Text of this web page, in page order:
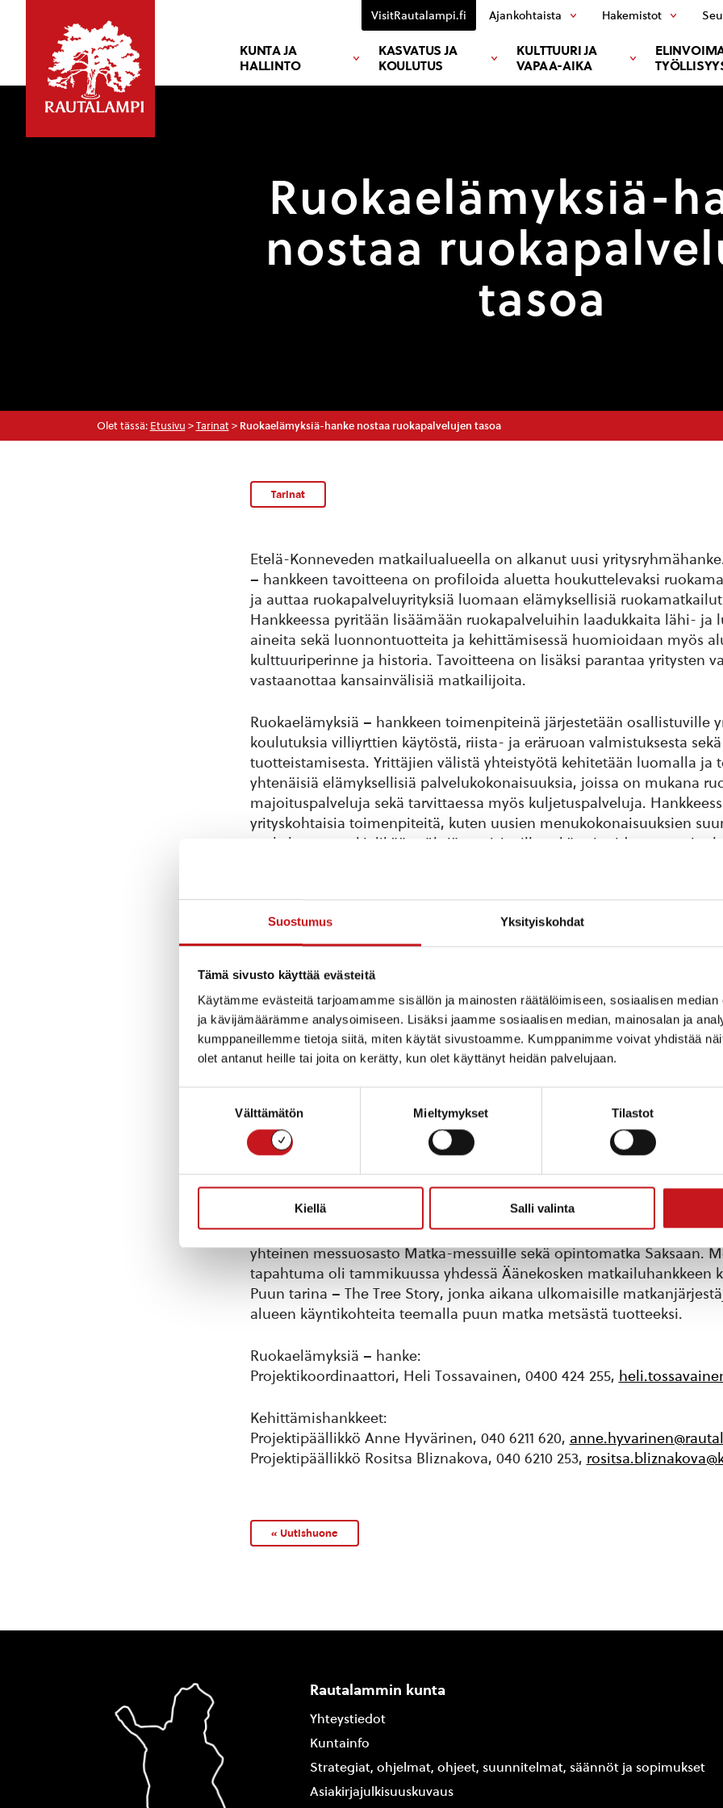
Suostumus Yksityiskohdat
Tämä sivusto käyttää evästeitä
Käytämme evästeitä tarjoamamme sisällön ja mainosten räätälöimiseen, sosiaalisen
ja kävijämäärämme analysoimiseen. Lisäksi jaamme sosiaalisen median, mainosalan ja
kumppaneillemme tietoja siitä, miten käytät sivustoamme. Kumppanimme voivat yhdistää
olet antanut heille tai joita on kerätty, kun olet käyttänyt heidän palvelujaan.
Välttämätön Mieltymykset Tilastot
Kiellä Salli valinta
KUNTA JA
HALLINTO
KASVATUS JA
KOULUTUS
KULTTUURI JA
VAPAA-AIKA
VisitRautalampi.fi Ajankohtaista Hakemistot
Ruokaelämyksiä-
nostaa
tasoa
Olet tässä: Etusivu > Tarinat> Ruokaelämyksiä-hanke nostaa ruokapalvelujen tasoa
Tarinat
Etelä-Konneveden matkailualueella on alkanut uusi
– hankkeen tavoitteena on profiloida aluetta houkuttelevaksi
ja auttaa ruokapalveluyrityksiä luomaan elämyksellisiä
Hankkeessa pyritään lisäämään ruokapalveluihin laadukkaita lähi- ja
aineita sekä luonnontuotteita ja kehittämisessä huomioidaan myös
kulttuuriperinne ja historia. Tavoitteena on lisäksi parantaa yritysten
vastaanottaa kansainvälisiä matkailijoita.
Ruokaelämyksiä – hankkeen toimenpiteinä järjestetään osallistuville
koulutuksia villiyrttien käytöstä, riista- ja eräruoan valmistuksesta
tuotteistamisesta. Yrittäjien välistä yhteistyötä kehitetään luomalla ja
yhtenäisiä elämyksellisiä palvelukokonaisuuksia, joissa on mukana
majoituspalveluja sekä tarvittaessa myös kuljetuspalveluja.
yrityskohtaisia toimenpiteitä, kuten uusien menukokonaisuuksien
ruokakuvausta, kielikäännöksiä nettisivuille sekä esitteiden
2017 aikana. Hankkeen hallinnoijana on Rautalammin kunta ja
Suomen maaseudun kehittämisohjelma/Pohjois-Savon ELY-keskus
osallistuvat yritykset (25%). Hankkeessa ovat mukana Konnevedeltä
Ravintola Hetki ja Törmälän Loma- ja kurssikeskus Rautalammilta.
Etelä-Konneveden matkailualueella toteutetaan tällä hetkellä myös
kehittämishanketta: Rautalammin ja Konneveden luontomatkailun
koordinointihanketta ja Kiehtova Maisema – hanketta.
Koordinointihankkeessa keskitytään parhaillaan alueen koskien
kehittämiseen laatimalla koskiluokituksia melontareiteille sekä
turvallisuustietämystä.
Tulevia tapahtumia ovat Konnekosken melontanäytös 20.5.
Erämelonnan SM-kisat 20. – 21.5. Konnevedellä. Kiehtova maisema –
järjestetty viime syksyn ja talven aikana erilaisia koulutuksia
yhteinen messuosasto Matka-messuille sekä opintomatka Saksaan.
tapahtuma oli tammikuussa yhdessä Äänekosken matkailuhankkeen
Puun tarina – The Tree Story, jonka aikana ulkomaisille
alueen käyntikohteita teemalla puun matka metsästä tuotteeksi.
Ruokaelämyksiä – hanke:
Projektikoordinaattori, Heli Tossavainen, 0400 424 255,
Kehittämishankkeet:
Projektipäällikkö Anne Hyvärinen, 040 6211 620,
Projektipäällikkö Rositsa Bliznakova, 040 6210 253,
« Uutishuone
Rautalammin kunta
Yhteystiedot
Kuntainfo
Strategiat, ohjelmat, ohjeet, suunnitelmat, säännöt ja sopimukset
Asiakirjajulkisuuskuvaus